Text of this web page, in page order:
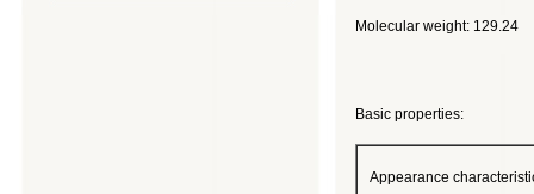
Molecular weight: 129.24
Basic properties:
Appearance